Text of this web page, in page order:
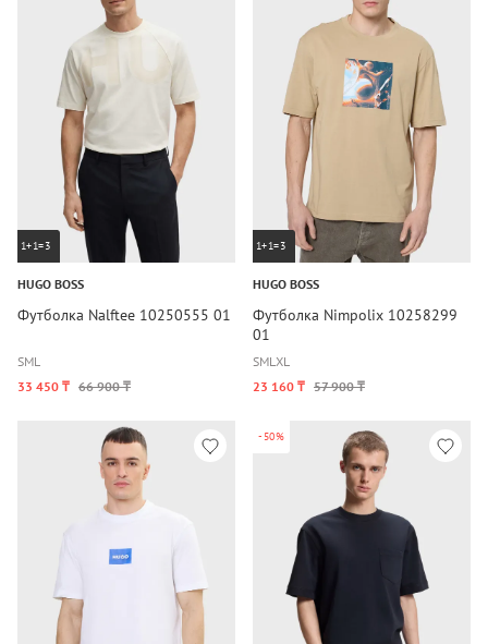
1+1=3
HUGO BOSS
Футболка Nalftee 10250555 01
SML
33 450 ₸ 66 900 ₸
1+1=3
HUGO BOSS
Футболка Nimpolix 10258299
01
SMLXL
23 160 ₸ 57 900 ₸
-50%